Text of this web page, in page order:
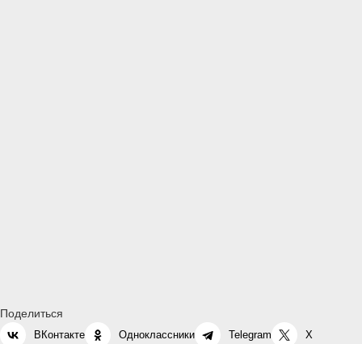
Поделиться
ВКонтакте Одноклассники Telegram X